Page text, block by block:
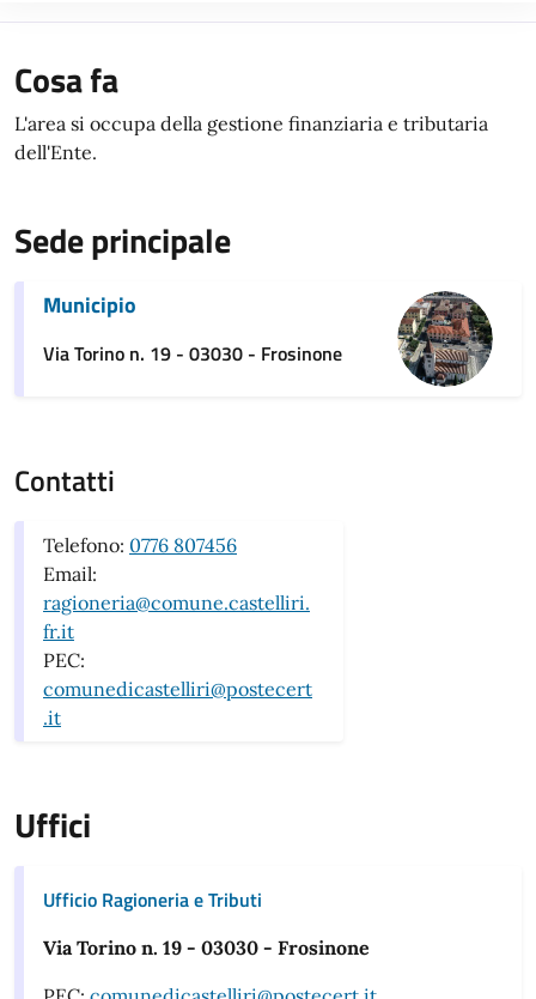
Cosa fa
L'area si occupa della gestione finanziaria e tributaria
dell'Ente.
Sede principale
Municipio
Via Torino n. 19 - 03030 - Frosinone
Contatti
Telefono: 0776 807456
Email:
ragioneria@comune.castelliri.
fr.it
PEC:
comunedicastelliri@postecert
.it
Uffici
Ufficio Ragioneria e Tributi
Via Torino n. 19 - 03030 - Frosinone